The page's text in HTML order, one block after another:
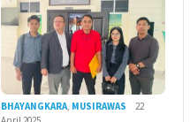
BHAYANGKARA, MUSIRAWAS
22